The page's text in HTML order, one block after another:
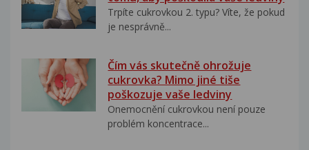
Trpíte cukrovkou 2. typu? Víte, že pokud
je nesprávně...
Čím vás skutečně ohrožuje
cukrovka? Mimo jiné tiše
poškozuje vaše ledviny
Onemocnění cukrovkou není pouze
problém koncentrace...